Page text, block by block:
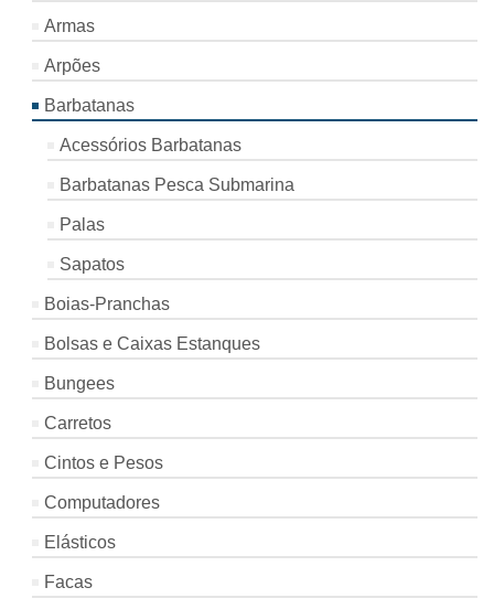
Armas
Arpões
Barbatanas
Acessórios Barbatanas
Barbatanas Pesca Submarina
Palas
Sapatos
Boias-Pranchas
Bolsas e Caixas Estanques
Bungees
Carretos
Cintos e Pesos
Computadores
Elásticos
Facas